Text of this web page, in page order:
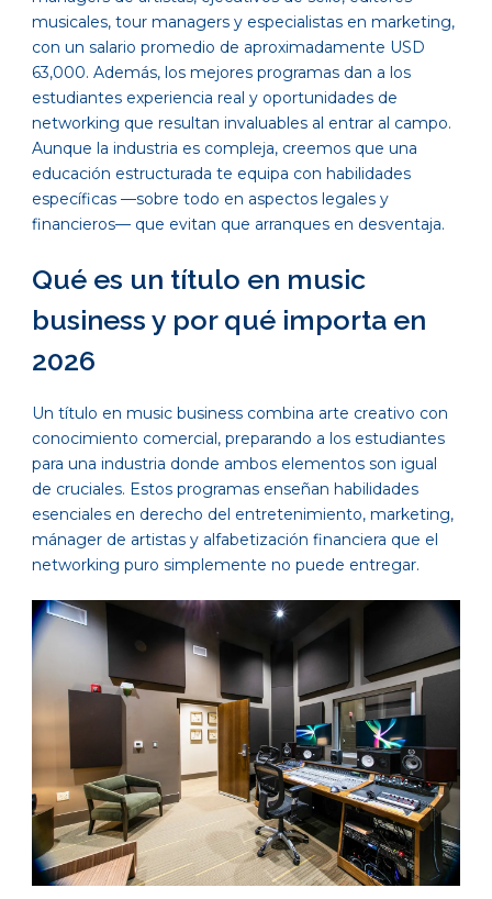
musicales, tour managers y especialistas en marketing,
con un salario promedio de aproximadamente USD
63,000. Además, los mejores programas dan a los
estudiantes experiencia real y oportunidades de
networking que resultan invaluables al entrar al campo.
Aunque la industria es compleja, creemos que una
educación estructurada te equipa con habilidades
específicas —sobre todo en aspectos legales y
financieros— que evitan que arranques en desventaja.
Qué es un título en music
business y por qué importa en
2026
Un título en music business combina arte creativo con
conocimiento comercial, preparando a los estudiantes
para una industria donde ambos elementos son igual
de cruciales. Estos programas enseñan habilidades
esenciales en derecho del entretenimiento, marketing,
mánager de artistas y alfabetización financiera que el
networking puro simplemente no puede entregar.